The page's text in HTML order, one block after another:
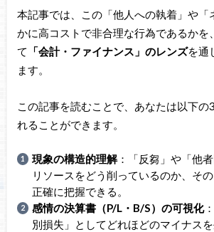
本記事では、この「他人への執着」や「
かに高コストで非合理な行為であるかを
て 「会計・ファイナンス」のレンズを通
ます。
この記事を読むことで、あなたは以下の
れることができます。
現象の構造的理解：「反芻」や「他
リソースをどう削っているのか、そ
正確に把握できる。
感情の決算書（P/L・B/S）の可視化
別損失」としてどれほどのマイナス